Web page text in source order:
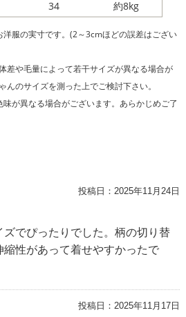
34 約8kg
服の実寸です。(2～3cmほどの誤差はござい
差や毛量によって若干サイズが異なる場合が
んのサイズを測った上でご検討下さい。
が異なる場合がございます。あらかじめご了
投稿日： 2025年11月24日
でぴったりでした。柄の切り替
縮性があって着せやすかったで
投稿日： 2025年11月17日